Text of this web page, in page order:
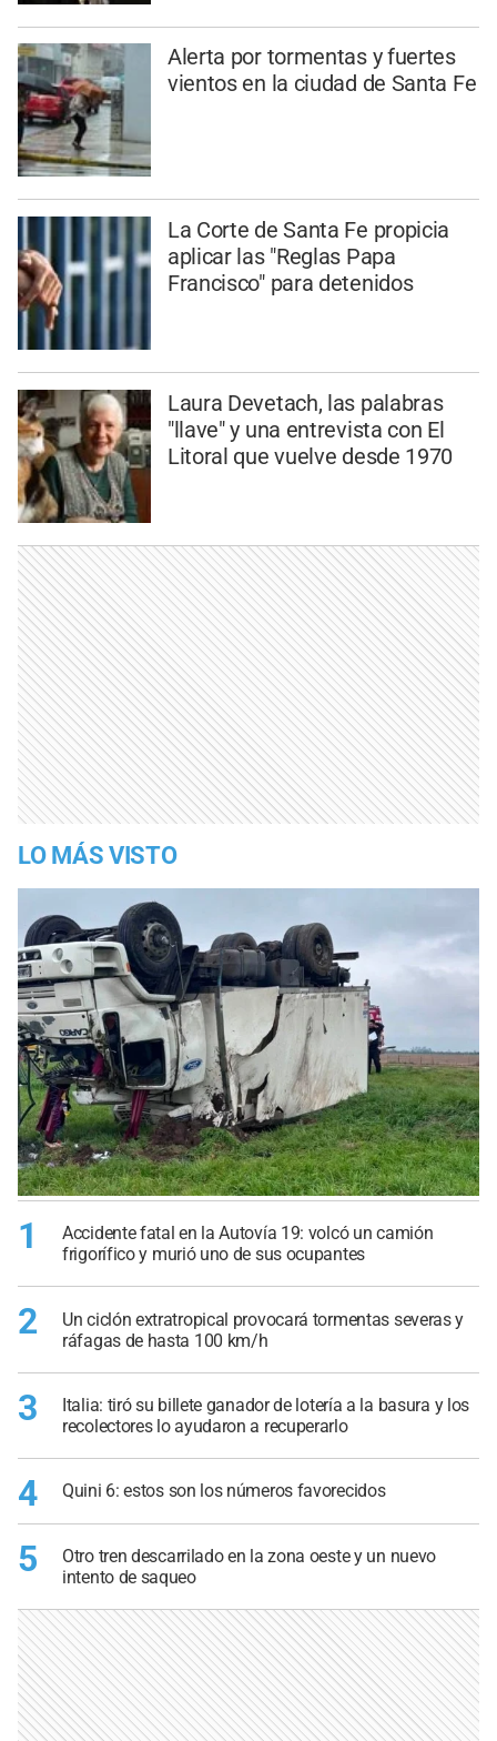
Alerta por tormentas y fuertes
vientos en la ciudad de Santa Fe
La Corte de Santa Fe propicia
aplicar las "Reglas Papa
Francisco" para detenidos
Laura Devetach, las palabras
"llave" y una entrevista con El
Litoral que vuelve desde 1970
LO MÁS VISTO
1
Accidente fatal en la Autovía 19: volcó un camión
frigorífico y murió uno de sus ocupantes
2
Un ciclón extratropical provocará tormentas severas y
ráfagas de hasta 100 km/h
3
Italia: tiró su billete ganador de lotería a la basura y los
recolectores lo ayudaron a recuperarlo
4 Quini 6: estos son los números favorecidos
5
Otro tren descarrilado en la zona oeste y un nuevo
intento de saqueo